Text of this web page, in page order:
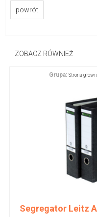
powrót
ZOBACZ RÓWNIEŻ
Grupa: Strona
Segregator Leitz